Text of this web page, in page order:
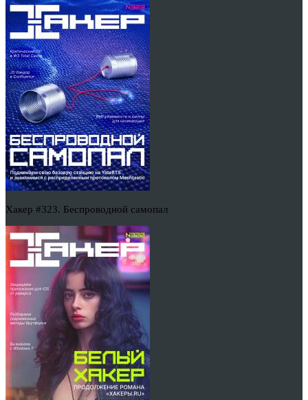
Хакер #323. Беспроводной самопал